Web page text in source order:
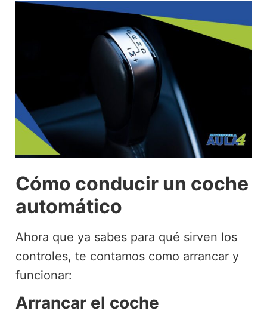
Cómo conducir un coche
automático
Ahora que ya sabes para qué sirven los
controles, te contamos como arrancar y
funcionar:
Arrancar el coche